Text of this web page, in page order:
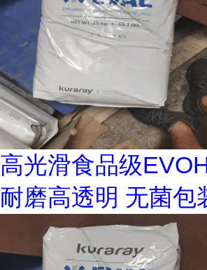
高光滑食品级
耐磨高透明 无菌包